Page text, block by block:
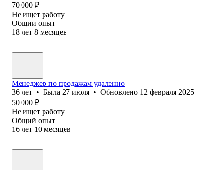
70 000 ₽
Не ищет работу
Общий опыт
18 лет 8 месяцев
Менеджер по продажам удаленно
36 лет • Была 27 июля • Обновлено 12 февраля 2025
50 000 ₽
Не ищет работу
Общий опыт
16 лет 10 месяцев